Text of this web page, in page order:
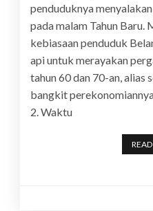
penduduknya
pada malam Tahun Baru.
kebiasaan penduduk
api untuk merayakan
tahun 60 dan 70-an, alias
bangkit
2. Waktu